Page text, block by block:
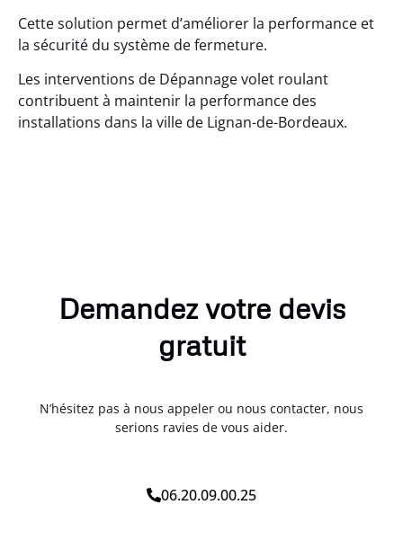
Cette solution permet d’améliorer la performance et
la sécurité du système de fermeture.
Les interventions de Dépannage volet roulant
contribuent à maintenir la performance des
installations dans la ville de Lignan-de-Bordeaux.
Demandez votre devis
gratuit
N’hésitez pas à nous appeler ou nous contacter, nous
serions ravies de vous aider.
06.20.09.00.25